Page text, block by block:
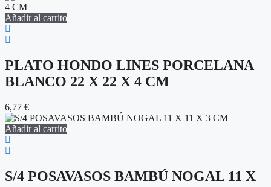
Añadir al carrito
PLATO HONDO LINES PORCELANA
BLANCO 22 X 22 X 4 CM
6,77 €
Añadir al carrito
S/4 POSAVASOS BAMBÚ NOGAL 11 X